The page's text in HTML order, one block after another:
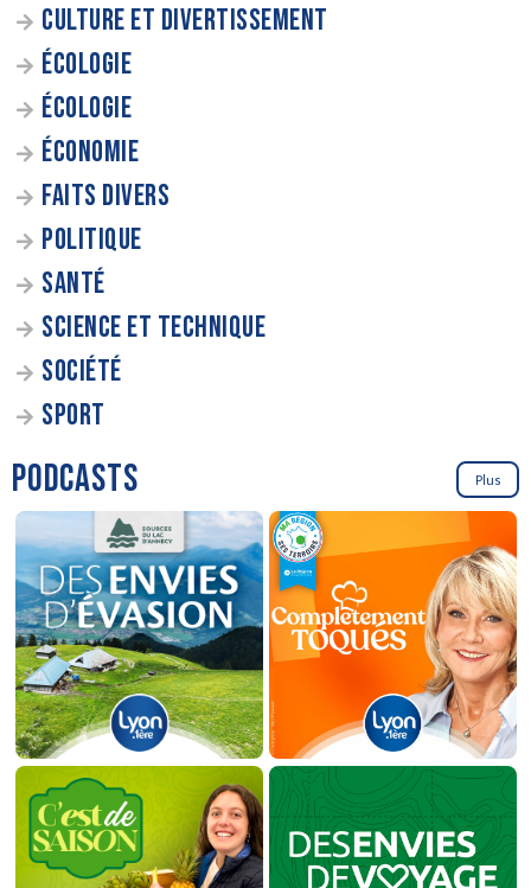
CULTURE ET DIVERTISSEMENT
ÉCOLOGIE
ÉCOLOGIE
ÉCONOMIE
FAITS DIVERS
POLITIQUE
SANTÉ
SCIENCE ET TECHNIQUE
SOCIÉTÉ
SPORT
PODCASTS Plus